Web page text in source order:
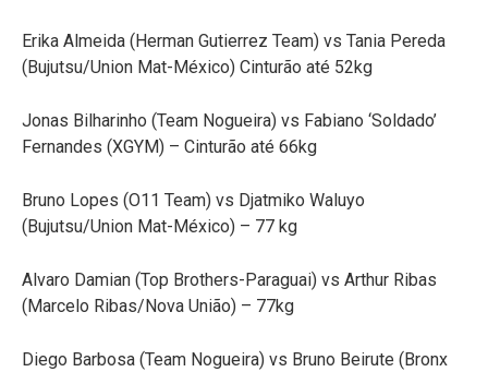
Erika Almeida (Herman Gutierrez Team) vs Tania Pereda
(Bujutsu/Union Mat-México) Cinturão até 52kg
Jonas Bilharinho (Team Nogueira) vs Fabiano ‘Soldado’
Fernandes (XGYM) – Cinturão até 66kg
Bruno Lopes (O11 Team) vs Djatmiko Waluyo
(Bujutsu/Union Mat-México) – 77 kg
Alvaro Damian (Top Brothers-Paraguai) vs Arthur Ribas
(Marcelo Ribas/Nova União) – 77kg
Diego Barbosa (Team Nogueira) vs Bruno Beirute (Bronx